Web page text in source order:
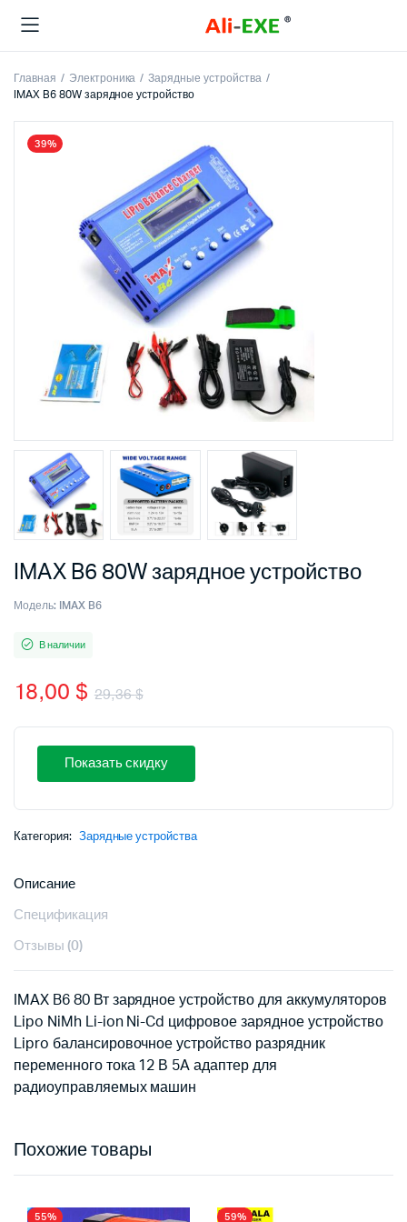
Главная Электроника
Зарядные устройства
IMAX B6 80W зарядное устройство
39%
IMAX B6 80W зарядное устройство
Модель: IMAX B6
В наличии
29,36$
Первоначальная
цена
составляла
29,36 $.
18,00 $
Текущая
цена:
18,00 $.
Показать скидку
Категория: Зарядные устройства
Описание
Спецификация
Отзывы (0)
IMAX B6 80 Вт зарядное устройство для аккумуляторов
Lipo NiMh Li-ion Ni-Cd цифровое зарядное устройство
Lipro балансировочное устройство разрядник
переменного тока 12 В 5A адаптер для
радиоуправляемых машин
Похожие товары
55% 59%